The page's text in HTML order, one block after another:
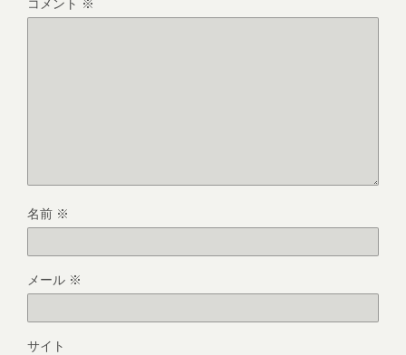
名前 ※
メール ※
サイト